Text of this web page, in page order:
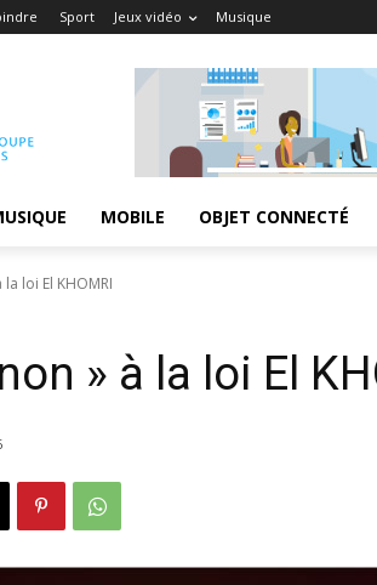
Sport Jeux vidéo Musique
MOBILE OBJET CONNECTÉ
loi El KHOMRI
» à la loi El